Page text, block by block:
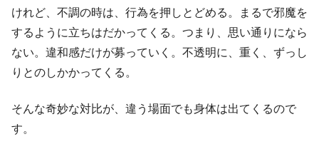
けれど、不調の時は、行為を押しとどめる。まるで邪魔を
するように立ちはだかってくる。つまり、思い通りになら
ない。違和感だけが募っていく。不透明に、重く、ずっし
りとのしかかってくる。
そんな奇妙な対比が、違う場面でも身体は出てくるので
す。